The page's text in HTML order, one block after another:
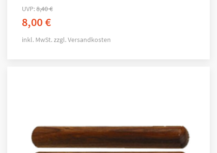
UVP:8,40€
8,00€
inkl. MwSt.zzgl.Versandkosten